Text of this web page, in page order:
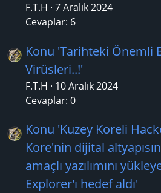
F.T.H 7 Aralık 2024
Cevaplar: 6
Konu 'Tarihteki Önemli
Virüsleri..!'
F.T.H
10 Aralık 2024
Cevaplar: 0
Konu 'Kuzey Koreli
Kore'nin dijital
amaçlı yazılımını
Explorer'ı hedef aldı'